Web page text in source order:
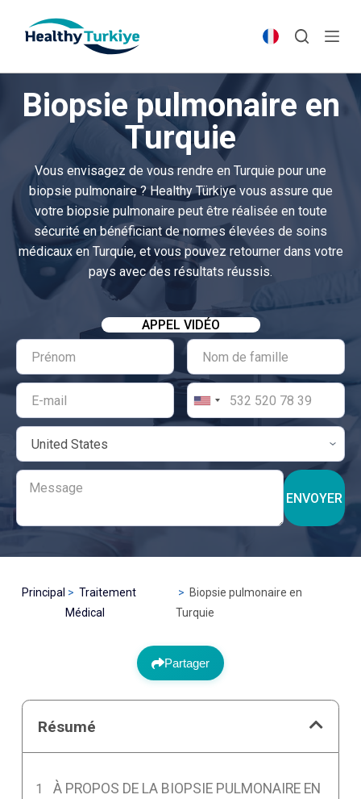
p
t
Biopsie pulmonaire en
Turquie
Vous envisagez de vous rendre en Turquie pour une
biopsie pulmonaire ? Healthy Türkiye vous assure que
votre biopsie pulmonaire peut être réalisée en toute
sécurité en bénéficiant de normes élevées de soins
médicaux en Turquie, et vous pouvez retourner dans votre
pays avec des résultats réussis.
APPEL VIDÉO
ENVOYER
Principal
Traitement
Médical
Biopsie pulmonaire en
Turquie
Partager
Résumé
À PROPOS DE LA BIOPSIE PULMONAIRE EN